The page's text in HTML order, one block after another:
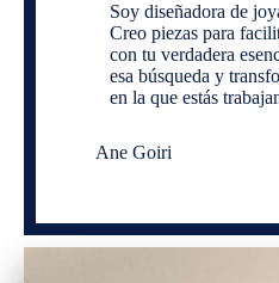
Soy diseñadora de
Creo piezas para
con tu verdadera
esa búsqueda y
en la que estás
Ane Goiri